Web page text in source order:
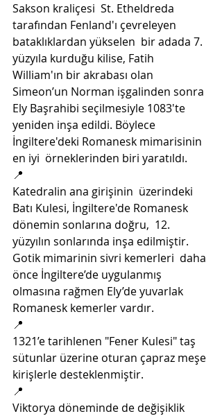
Sakson kraliçesi  St. Etheldreda
tarafından Fenland'ı çevreleyen
bataklıklardan yükselen  bir adada 7.
yüzyıla kurduğu kilise, Fatih
William'ın bir akrabası olan
Simeon’un Norman işgalinden sonra
Ely Başrahibi seçilmesiyle 1083'te
yeniden inşa edildi. Böylece
İngiltere'deki Romanesk mimarisinin
en iyi  örneklerinden biri yaratıldı.
📍
Katedralin ana girişinin  üzerindeki
Batı Kulesi, İngiltere'de Romanesk
dönemin sonlarına doğru,  12.
yüzyılın sonlarında inşa edilmiştir.
Gotik mimarinin sivri kemerleri  daha
önce İngiltere’de uygulanmış
olmasına rağmen Ely’de yuvarlak
Romanesk kemerler vardır.
📍
1321’e tarihlenen "Fener Kulesi" taş
sütunlar üzerine oturan çapraz meşe
kirişlerle desteklenmiştir.
📍
Viktorya döneminde de değişiklik